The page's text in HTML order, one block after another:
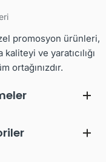
promosyon ürünleri,
ve yaratıcılığı
ortağınızdır.